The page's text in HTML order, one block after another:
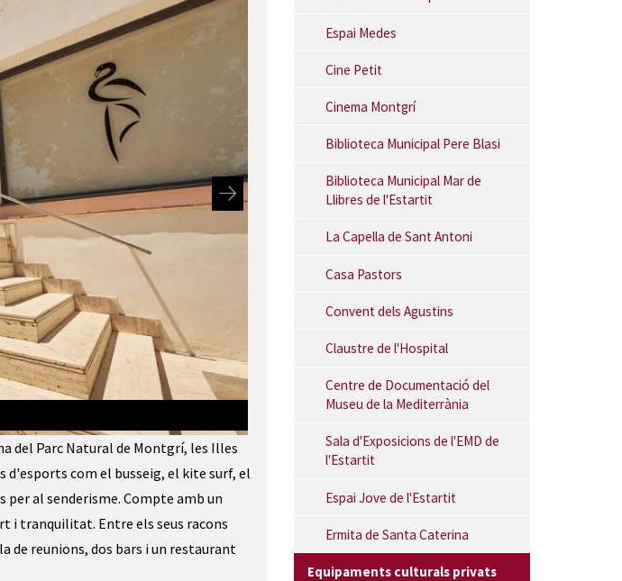
del Parc Natural de Montgrí, les Illes
d'esports com el busseig, el kite surf, el
per al senderisme. Compte amb un
i tranquilitat. Entre els seus racons
de reunions, dos bars i un restaurant
Espai Medes
Cine Petit
Cinema Montgrí
Biblioteca Municipal Pere Blasi
Biblioteca Municipal Mar de
Llibres de l'Estartit
La Capella de Sant Antoni
Casa Pastors
Convent dels Agustins
Claustre de l'Hospital
Centre de Documentació del
Museu de la Mediterrània
Sala d'Exposicions de l'EMD de
l'Estartit
Espai Jove de l'Estartit
Ermita de Santa Caterina
Equipaments culturals privats